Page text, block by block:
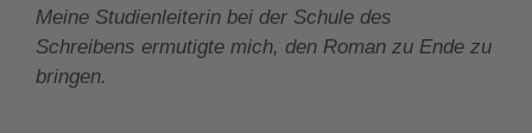
Meine Studienleiterin bei der Schule des
Schreibens ermutigte mich, den Roman zu Ende zu
bringen.